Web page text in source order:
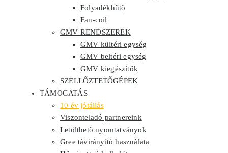
Folyadékhűtő
Fan-coil
GMV RENDSZEREK
GMV kültéri egység
GMV beltéri egység
GMV kiegészítők
SZELLŐZTETŐGÉPEK
TÁMOGATÁS
10 év jótállás
Viszonteladó partnereink
Letölthető nyomtatványok
Gree távirányító használata